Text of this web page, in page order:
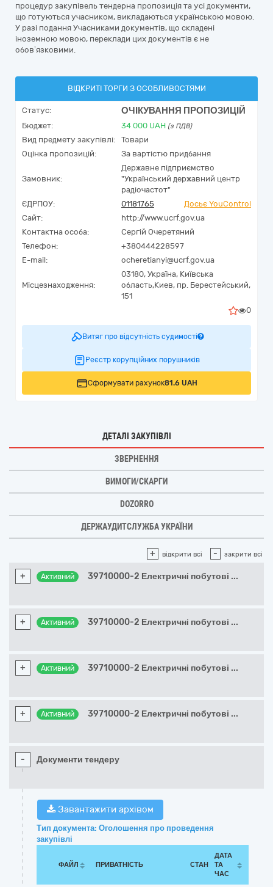
процедур закупівель тендерна пропозиція та усі документи,
що готуються учасником, викладаються українською мовою.
У разі подання Учасниками документів, що складені
іноземною мовою, переклади цих документів є не
обов’язковими.
ВІДКРИТІ ТОРГИ З ОСОБЛИВОСТЯМИ
Статус: ОЧІКУВАННЯ ПРОПОЗИЦІЙ
Бюджет: 34 000 UAH (з ПДВ)
Вид предмету закупівлі:
Товари
Оцінка пропозицій:
За вартістю придбання
Замовник:
Державне підприємство
"Український державний центр
радіочастот"
ЄДРПОУ:
01181765
Досьє YouControl
Сайт:
http://www.ucrf.gov.ua
Контактна особа:
Сергій Очеретяний
Телефон:
+380444228597
E-mail:
ocheretianyi@ucrf.gov.ua
Місцезнаходження:
03180, Україна, Київська
область,Киев, пр. Берестейський,
151
0
Витяг про відсутність судимості
Реєстр корупційних порушників
Сформувати рахунок81.6 UAH
ДЕТАЛІ ЗАКУПІВЛІ
ЗВЕРНЕННЯ
ВИМОГИ/СКАРГИ
DOZORRO
ДЕРЖАУДИТСЛУЖБА УКРАЇНИ
+ відкрити всі - закрити всі
+ Активний 39710000-2 Електричні побутові ...
+ Активний 39710000-2 Електричні побутові ...
+ Активний 39710000-2 Електричні побутові ...
+ Активний 39710000-2 Електричні побутові ...
- Документи тендеру
Завантажити архівом
Тип документа: Оголошення про проведення
закупівлі
ФАЙЛ ПРИВАТНІСТЬ СТАН
ДАТА
ТА
ЧАС